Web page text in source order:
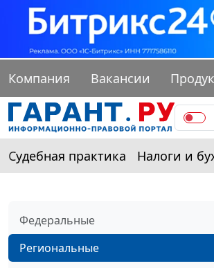
Компания Вакансии
Судебная практика Налоги и
Федеральные
Региональные